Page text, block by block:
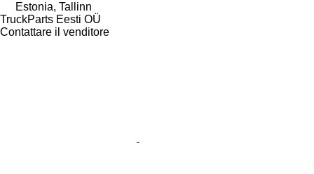
Estonia, Tallinn
TruckParts Eesti OÜ
Contattare il venditore